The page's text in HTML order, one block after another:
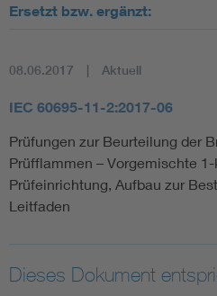
Ersetzt bzw. ergänzt:
08.06.2017 Aktuell
IEC 60695-11-2:2017-06
Prüfungen zur Beurteilung der
Prüfflammen – Vorgemischte
Prüfeinrichtung, Aufbau zur
Leitfaden
Dieses Dokument